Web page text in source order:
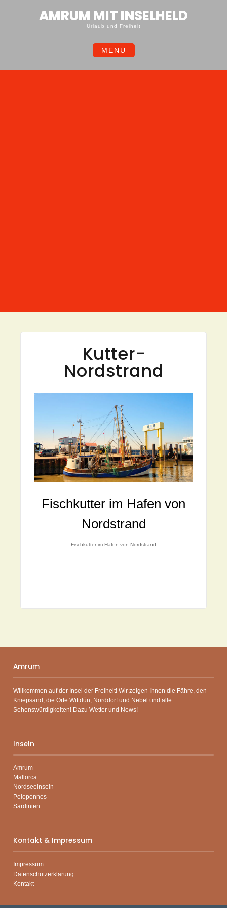
AMRUM MIT INSELHELD
Urlaub und Freiheit
MENU
Kutter-
Nordstrand
Fischkutter im Hafen von
Nordstrand
Fischkutter im Hafen von Nordstrand
Amrum
Willkommen auf der Insel der Freiheit! Wir zeigen Ihnen die Fähre, den
Kniepsand, die Orte Wittdün, Norddorf und Nebel und alle
Sehenswürdigkeiten! Dazu Wetter und News!
Inseln
Amrum
Mallorca
Nordseeinseln
Peloponnes
Sardinien
Kontakt & Impressum
Impressum
Datenschutzerklärung
Kontakt